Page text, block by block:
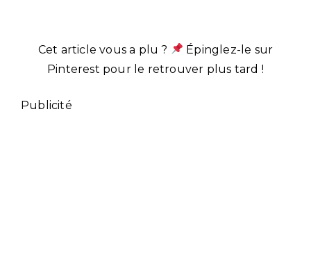
Cet article vous a plu ?
Épinglez-le sur
Pinterest pour le retrouver plus tard !
Publicité